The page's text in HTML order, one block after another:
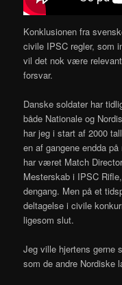
Konklusionen fra
civile IPSC regler, som
vil det nok være
forsvar.
Danske soldater har
både Nationale og
har jeg i start af 2000
en af gangene endda
har været Match
Mesterskab i IPSC
dengang. Men på et
deltagelse i civile
ligesom slut.
Jeg ville hjertens gerne
som de andre Nordiske